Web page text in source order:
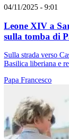
04/11/2025 - 9:01
Leone XIV a
sulla tomba di
Sulla strada verso
Basilica liberiana e
Papa Francesco